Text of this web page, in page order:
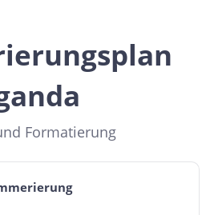
Formatierung